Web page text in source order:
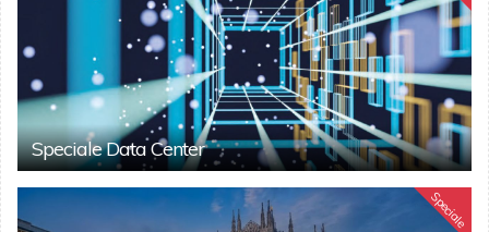
Speciale Data Center
Speciale